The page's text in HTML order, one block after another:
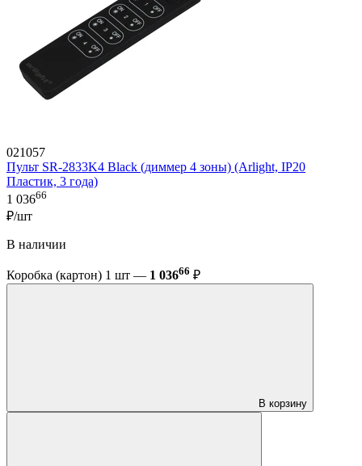
021057
Пульт SR-2833K4 Black (диммер 4 зоны) (Arlight, IP20
Пластик, 3 года)
1 03666
₽/шт
В наличии
Коробка (картон) 1 шт — 1 03666 ₽
В корзину